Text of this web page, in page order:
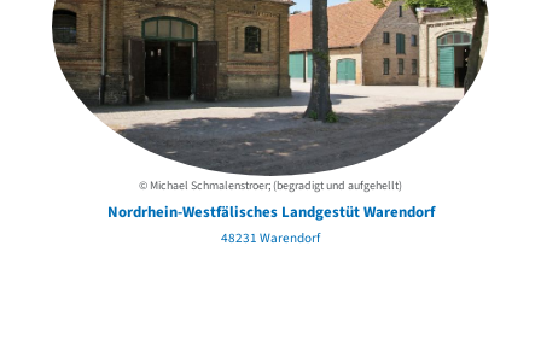
© Michael Schmalenstroer; (begradigt und aufgehellt)
Nordrhein-Westfälisches Landgestüt Warendorf
48231 Warendorf